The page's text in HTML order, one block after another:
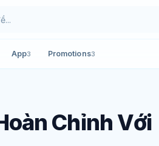
App3 Promotions3
Chỉnh Với